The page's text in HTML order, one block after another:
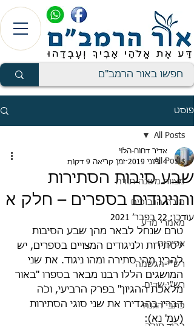
פוסט
All Posts
מצוות משנה-תורה
מורה-הנבוכים
מאמרי מדע
אפיקים
רש"י-הגשמה
רש"י-שדים
כתבי הגנה
All Posts
שבע סיבות הסתירות
והניגודים בספרים – חלק א
אדיר דחוח-הלוי
4 ביוני 2019
זמן קריאה 9 דקות
עודכן: 22 בפבר׳ 2021
טרם שנחל לבאר מהן שבע הסיבות
לסתירות ולניגודים המצויים בספרים, יש
להבין מהי סתירה ומהו ניגוד. את שני
המושגים הללו רבנו מבאר בספרו "באור
מלאכת ההגיון" בפרק הרביעי, וכֹה
דבריו בהגדירו את שני סוגי הסתירות
(עמ' נא):